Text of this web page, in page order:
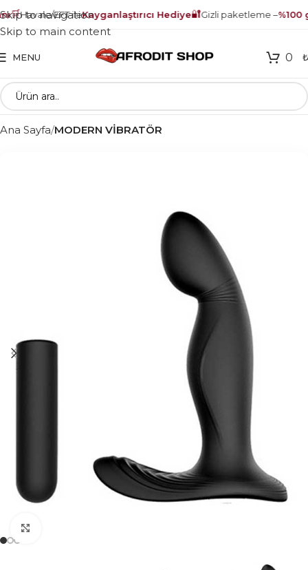
🛒Havale/EFT ileKayganlaştırıcı Hediye🔐Gizli paketleme –%100
Skip to navigation
Skip to main content
MENU 0 ₺
Ana Sayfa MODERN VİBRATÖR